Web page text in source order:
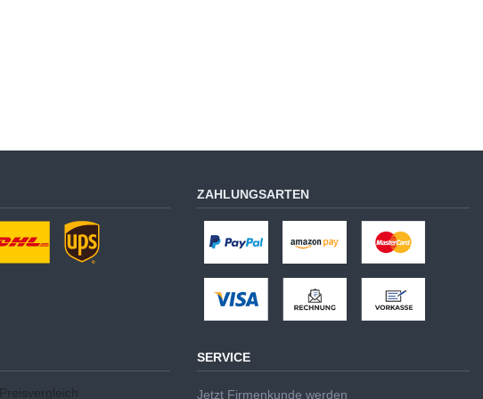
ZAHLUNGSARTEN
SERVICE
Jetzt Firmenkunde werden